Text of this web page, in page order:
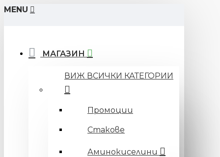
MENU
МАГАЗИН
ВИЖ ВСИЧКИ КАТЕГОРИИ
Промоции
Стакове
Аминокиселини